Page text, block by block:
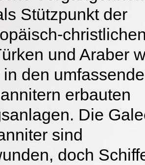
Stützpunkt der
und Araber
den
erbauten
Die
sind
doch